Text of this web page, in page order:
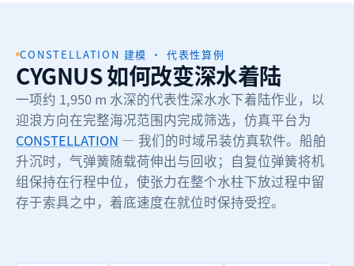
CONSTELLATION 建模 · 代表性算例
CYGNUS 如何改变深水着陆
一项约 1,950 m 水深的代表性深水水下着陆作业，以
迎浪方向在完整海况范围内完成筛选，仿真平台为
CONSTELLATION — 我们的时域吊装仿真软件。船舶
升沉时，气弹簧随载荷伸出与回收；自复位弹簧将机
组保持在行程中位，使张力在整个水柱下放过程中留
存于索具之中，着底速度在就位时保持受控。